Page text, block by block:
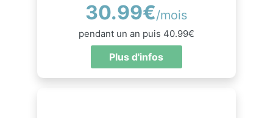
30.99€/mois
pendant un an puis 40.99€
Plus d'infos